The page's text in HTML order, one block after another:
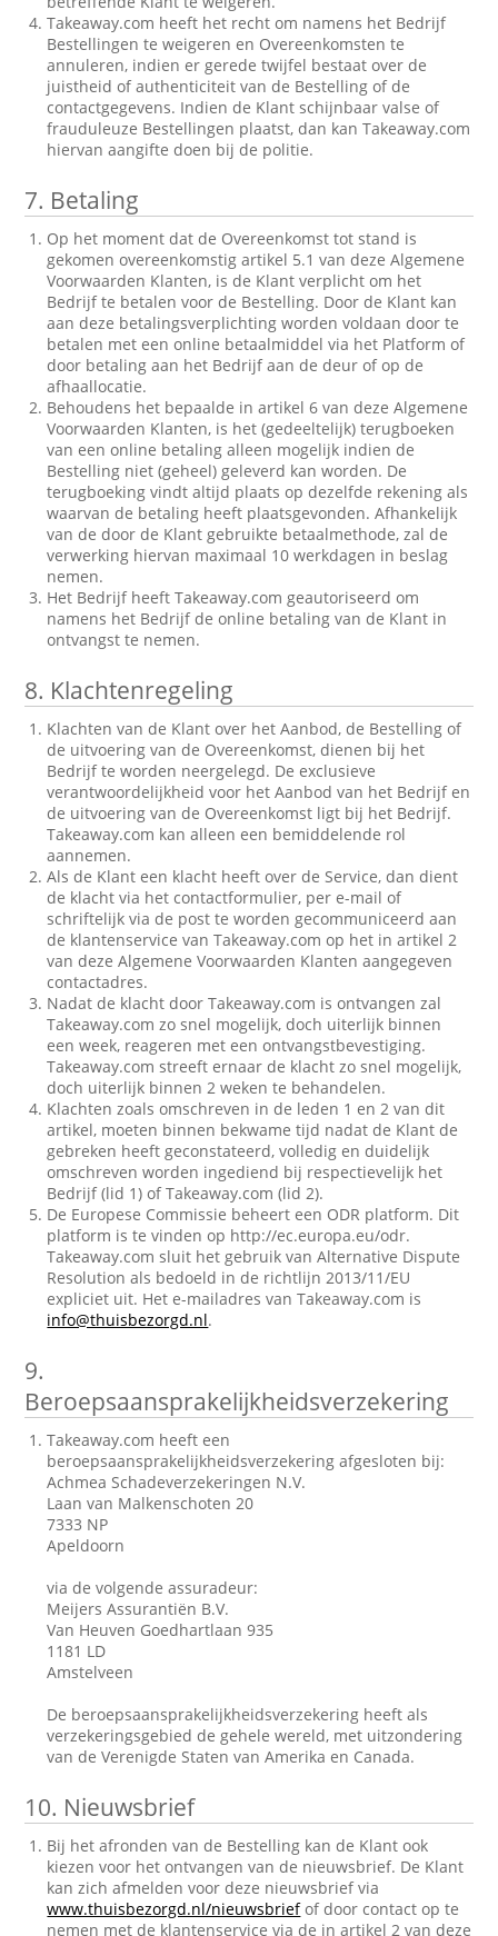
Takeaway.com heeft het recht om namens het Bedrijf
Bestellingen te weigeren en Overeenkomsten te
annuleren, indien er gerede twijfel bestaat over de
juistheid of authenticiteit van de Bestelling of de
contactgegevens. Indien de Klant schijnbaar valse of
frauduleuze Bestellingen plaatst, dan kan Takeaway.com
hiervan aangifte doen bij de politie.
7. Betaling
Op het moment dat de Overeenkomst tot stand is
gekomen overeenkomstig artikel 5.1 van deze Algemene
Voorwaarden Klanten, is de Klant verplicht om het
Bedrijf te betalen voor de Bestelling. Door de Klant kan
aan deze betalingsverplichting worden voldaan door te
betalen met een online betaalmiddel via het Platform of
door betaling aan het Bedrijf aan de deur of op de
afhaallocatie.
Behoudens het bepaalde in artikel 6 van deze Algemene
Voorwaarden Klanten, is het (gedeeltelijk) terugboeken
van een online betaling alleen mogelijk indien de
Bestelling niet (geheel) geleverd kan worden. De
terugboeking vindt altijd plaats op dezelfde rekening als
waarvan de betaling heeft plaatsgevonden. Afhankelijk
van de door de Klant gebruikte betaalmethode, zal de
verwerking hiervan maximaal 10 werkdagen in beslag
nemen.
Het Bedrijf heeft Takeaway.com geautoriseerd om
namens het Bedrijf de online betaling van de Klant in
ontvangst te nemen.
8. Klachtenregeling
Klachten van de Klant over het Aanbod, de Bestelling of
de uitvoering van de Overeenkomst, dienen bij het
Bedrijf te worden neergelegd. De exclusieve
verantwoordelijkheid voor het Aanbod van het Bedrijf en
de uitvoering van de Overeenkomst ligt bij het Bedrijf.
Takeaway.com kan alleen een bemiddelende rol
aannemen.
Als de Klant een klacht heeft over de Service, dan dient
de klacht via het contactformulier, per e-mail of
schriftelijk via de post te worden gecommuniceerd aan
de klantenservice van Takeaway.com op het in artikel 2
van deze Algemene Voorwaarden Klanten aangegeven
contactadres.
Nadat de klacht door Takeaway.com is ontvangen zal
Takeaway.com zo snel mogelijk, doch uiterlijk binnen
een week, reageren met een ontvangstbevestiging.
Takeaway.com streeft ernaar de klacht zo snel mogelijk,
doch uiterlijk binnen 2 weken te behandelen.
Klachten zoals omschreven in de leden 1 en 2 van dit
artikel, moeten binnen bekwame tijd nadat de Klant de
gebreken heeft geconstateerd, volledig en duidelijk
omschreven worden ingediend bij respectievelijk het
Bedrijf (lid 1) of Takeaway.com (lid 2).
De Europese Commissie beheert een ODR platform. Dit
platform is te vinden op http://ec.europa.eu/odr.
Takeaway.com sluit het gebruik van Alternative Dispute
Resolution als bedoeld in de richtlijn 2013/11/EU
expliciet uit. Het e-mailadres van Takeaway.com is
info@thuisbezorgd.nl.
9.
Beroepsaansprakelijkheidsverzekering
Takeaway.com heeft een
beroepsaansprakelijkheidsverzekering afgesloten bij:
Achmea Schadeverzekeringen N.V.
Laan van Malkenschoten 20
7333 NP
Apeldoorn
via de volgende assuradeur:
Meijers Assurantiën B.V.
Van Heuven Goedhartlaan 935
1181 LD
Amstelveen
De beroepsaansprakelijkheidsverzekering heeft als
verzekeringsgebied de gehele wereld, met uitzondering
van de Verenigde Staten van Amerika en Canada.
10. Nieuwsbrief
Bij het afronden van de Bestelling kan de Klant ook
kiezen voor het ontvangen van de nieuwsbrief. De Klant
kan zich afmelden voor deze nieuwsbrief via
www.thuisbezorgd.nl/nieuwsbriefof door contact op te
nemen met de klantenservice via de in artikel 2 van deze